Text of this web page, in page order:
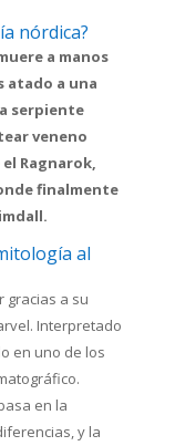
nórdica?
a manos
atado a una
serpiente
veneno
Ragnarok,
finalmente
al
gracias a su
Interpretado
en uno de los
en la
y la